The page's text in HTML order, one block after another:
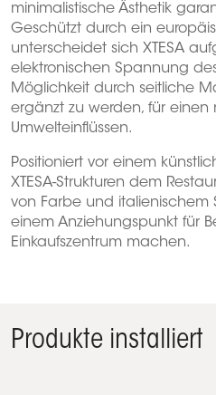
minimalistische Ästhetik
Geschützt durch ein
unterscheidet sich XTESA
elektronischen Spannung
Möglichkeit durch seitliche
ergänzt zu werden, für einen
Umwelteinflüssen.
Positioniert vor einem
XTESA-Strukturen dem
von Farbe und italienischem
einem Anziehungspunkt für
Einkaufszentrum machen.
Produkte installiert